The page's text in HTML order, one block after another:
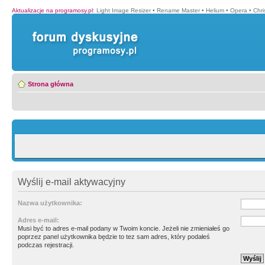
Aktualizacje na programosy.pl: Light Image Resizer • Rename Master • Helium • Opera •
Strona główna
Wyślij e-mail aktywacyjny
Nazwa użytkownika:
Adres e-mail:
Musi być to adres e-mail podany w Twoim koncie. Jeżeli nie zmieniałeś go
poprzez panel użytkownika będzie to tez sam adres, który podałeś
podczas rejestracji.